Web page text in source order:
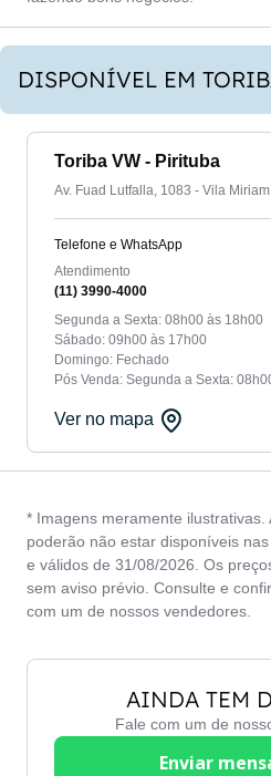
DISPONÍVEL EM
Toriba VW - Pirituba
Av. Fuad Lutfalla, 1083 - Vila
Telefone e WhatsApp
Atendimento
(11) 3990-4000
Segunda a Sexta: 08h00 às 18h00
Sábado: 09h00 às 17h00
Domingo: Fechado
Pós Venda: Segunda a Sexta:
Ver no mapa
* Imagens meramente
poderão não estar disponíveis
e válidos de 31/08/2026. Os
sem aviso prévio. Consulte e
com um de nossos vendedores.
AINDA TEM
Fale com um de
Enviar